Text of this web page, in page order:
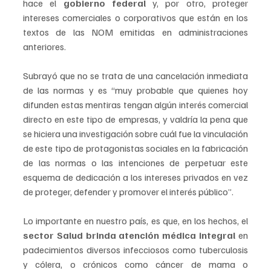
hace el gobierno federal y, por otro, proteger
intereses comerciales o corporativos que están en los
textos de las NOM emitidas en administraciones
anteriores.
Subrayó que no se trata de una cancelación inmediata
de las normas y es “muy probable que quienes hoy
difunden estas mentiras tengan algún interés comercial
directo en este tipo de empresas, y valdría la pena que
se hiciera una investigación sobre cuál fue la vinculación
de este tipo de protagonistas sociales en la fabricación
de las normas o las intenciones de perpetuar este
esquema de dedicación a los intereses privados en vez
de proteger, defender y promover el interés público”.
sector Salud brinda atención médica integral en
padecimientos diversos infecciosos como tuberculosis
y cólera, o crónicos como cáncer de mama o